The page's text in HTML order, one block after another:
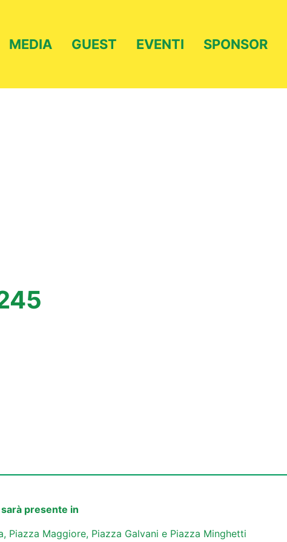
MEDIA GUEST EVENTI SPONSOR
presente in
Piazza Maggiore, Piazza Galvani e Piazza Minghetti